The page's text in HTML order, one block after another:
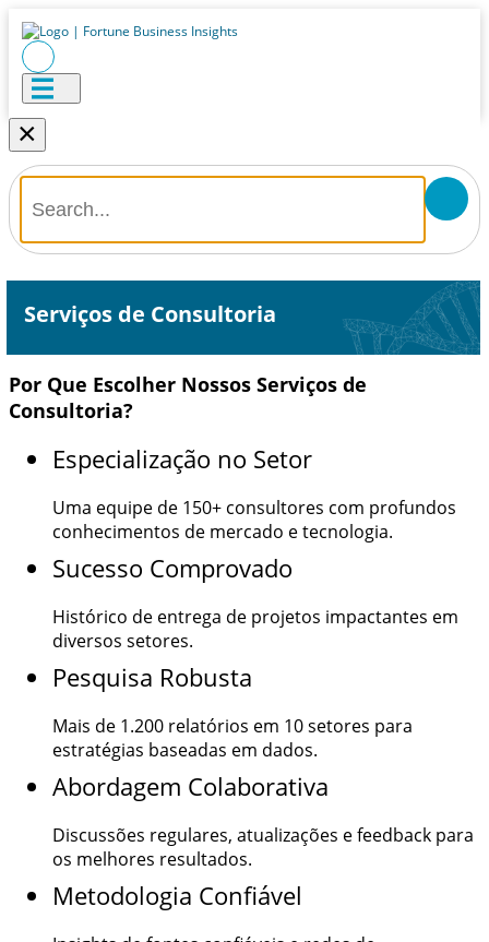
×
Serviços de Consultoria
Por Que Escolher Nossos Serviços de
Consultoria?
Especialização no Setor
Uma equipe de 150+ consultores com profundos
conhecimentos de mercado e tecnologia.
Sucesso Comprovado
Histórico de entrega de projetos impactantes em
diversos setores.
Pesquisa Robusta
Mais de 1.200 relatórios em 10 setores para
estratégias baseadas em dados.
Abordagem Colaborativa
Discussões regulares, atualizações e feedback para
os melhores resultados.
Metodologia Confiável